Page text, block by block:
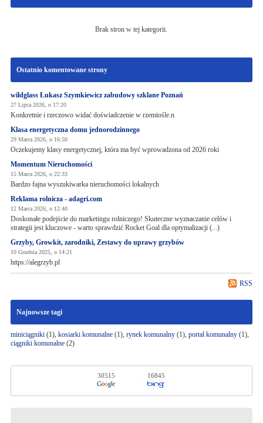
Brak stron w tej kategorii.
Ostatnio komentowane strony
wildglass Łukasz Szymkiewicz zabudowy szklane Poznań
27 Lipca 2026, o 17:20
Konkretnie i rzeczowo widać doświadczenie w rzemiośle.n
Klasa energetyczna domu jednorodzinnego
29 Marca 2026, o 16:50
Oczekujemy klasy energetycznej, która ma być wprowadzona od 2026 roki
Momentum Nieruchomości
15 Marca 2026, o 22:33
Bardzo fajna wyszukiwarka nieruchomości lokalnych
Reklama rolnicza - adagri.com
12 Marca 2026, o 12:40
Doskonałe podejście do marketingu rolniczego! Skuteczne wyznaczanie celów i
strategii jest kluczowe - warto sprawdzić Rocket Goal dla optymalizacji (...)
Grzyby, Growkit, zarodniki, Zestawy do uprawy grzybów
10 Grudnia 2025, o 14:21
https://alegrzyb.pl
RSS
Najnowsze tagi
miniciągniki(1), kosiarki komunalne(1), rynek komunalny(1), portal komunalny(1),
ciągniki komunalne(2)
30515 16845